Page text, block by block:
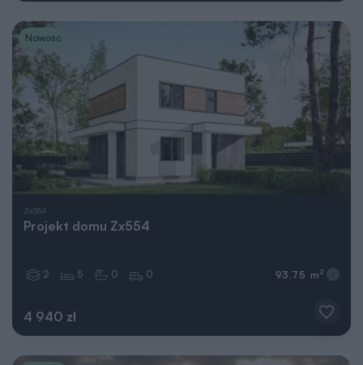
Nowość
Zx554
Projekt domu Zx554
4 940 zł
2 5 0 0 93,75 m 2